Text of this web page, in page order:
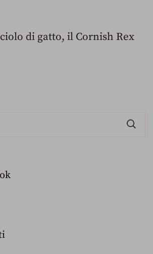
di gatto, il Cornish Rex